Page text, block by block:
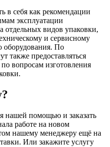
в себя как рекомендации
эксплуатации
отдельных видов упаковки,
и сервисному
оборудования. По
также предоставляться
вопросам изготовления
нашей помощью и заказать
работе на новом
нашему менеджеру ещё на
Или закажите услугу